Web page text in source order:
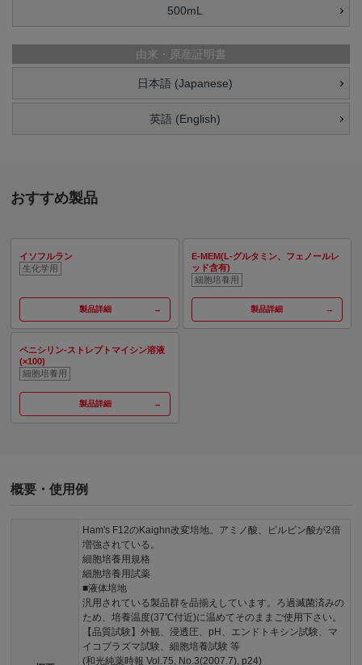
500mL
由来・原産証明書
日本語 (Japanese)
英語 (English)
おすすめ製品
イソフルラン
生化学用
製品詳細
E-MEM(L-グルタミン、フェノールレ
ッド含有)
細胞培養用
製品詳細
ペニシリン-ストレプトマイシン溶液
(×100)
細胞培養用
製品詳細
概要・使用例
Ham's F12のKaighn改変培地。アミノ酸、ピルビン酸が2倍
増強されている。
細胞培養用規格
細胞培養用試薬
■液体培地
汎用されている製品群を品揃えしています。ろ過滅菌済みの
ため、培養温度(37℃付近)に温めてそのままご使用下さい。
【品質試験】外観、浸透圧、pH、エンドトキシン試験、マ
イコプラズマ試験、細胞培養試験 等
(和光純薬時報 Vol.75, No.3(2007.7), p24)